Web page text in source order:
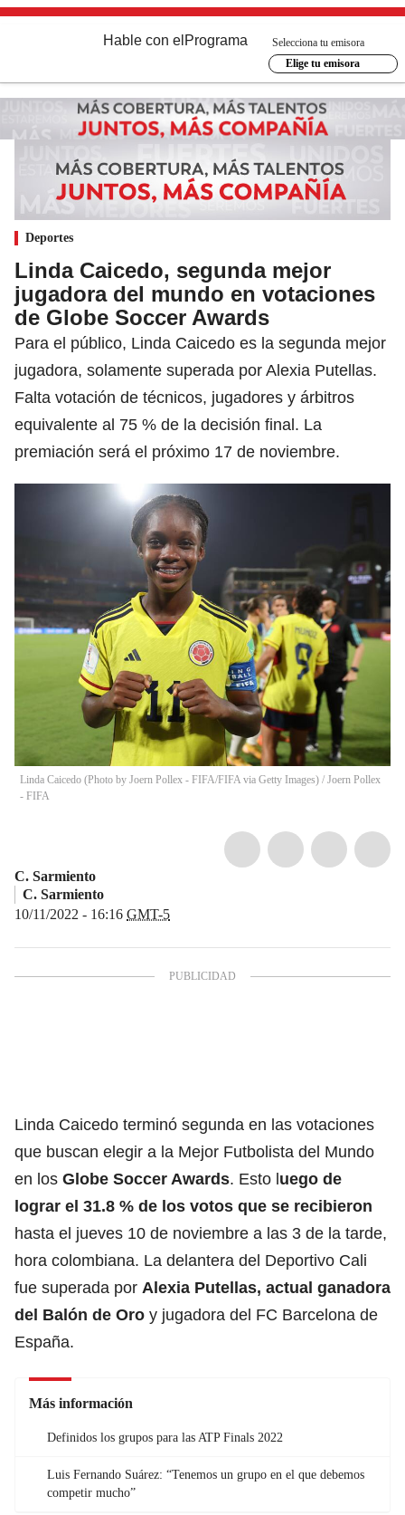
Hable con el Programa
Selecciona tu emisora
Elige tu emisora
Deportes
Linda Caicedo, segunda mejor
jugadora del mundo en votaciones
de Globe Soccer Awards
Para el público, Linda Caicedo es la segunda mejor
jugadora, solamente superada por Alexia Putellas.
Falta votación de técnicos, jugadores y árbitros
equivalente al 75 % de la decisión final. La
premiación será el próximo 17 de noviembre.
Linda Caicedo (Photo by Joern Pollex - FIFA/FIFA via Getty Images) / Joern Pollex
- FIFA
C. Sarmiento
C. Sarmiento
10/11/2022 - 16:16 GMT-5
Linda Caicedo terminó segunda en las votaciones
que buscan elegir a la Mejor Futbolista del Mundo
en los Globe Soccer Awards. Esto luego de
lograr el 31.8 % de los votos que se recibieron
hasta el jueves 10 de noviembre a las 3 de la tarde,
hora colombiana. La delantera del Deportivo Cali
fue superada por Alexia Putellas, actual ganadora
del Balón de Oro y jugadora del FC Barcelona de
España.
Más información
Definidos los grupos para las ATP Finals 2022
Luis Fernando Suárez: “Tenemos un grupo en el que debemos
competir mucho”